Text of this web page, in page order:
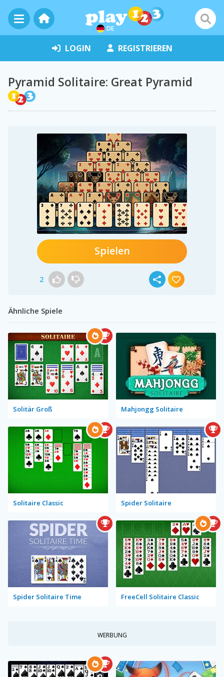
DE
LOGIN REGISTRIEREN
Pyramid Solitaire: Great Pyramid
Spielen
2
Ähnliche Spiele
Solitär Groß Mahjongg Solitaire
Solitaire Classic Spider Solitaire
Spider Solitaire Time FreeCell Solitaire Classic
WERBUNG